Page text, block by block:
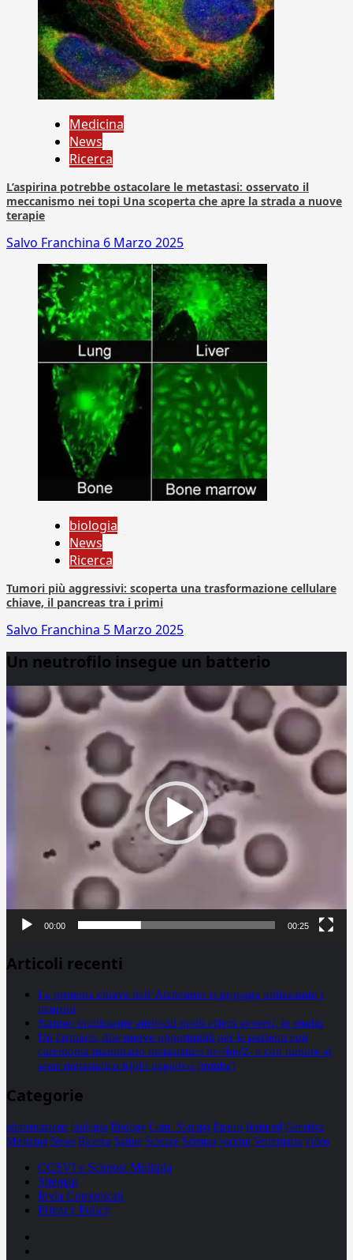
Medicina
News
Ricerca
L’aspirina potrebbe ostacolare le metastasi: osservato il
meccanismo nei topi Una scoperta che apre la strada a nuove
terapie
Salvo Franchina 6 Marzo 2025
biologia
News
Ricerca
Tumori più aggressivi: scoperta una trasformazione cellulare
chiave, il pancreas tra i primi
Salvo Franchina 5 Marzo 2025
Un neutrofilo insegue un batterio
Player
00:00 00:25
Articoli recenti
La proteina chiave dell’Alzheimer si propaga utilizzando i
neuroni
Statine: inutilmente attribuiti molti effetti avversi, lo studio
Un farmaco, due nuove opportunità per le pazienti con
carcinoma mammario metastatico hr+/her2- e con tumore al
seno metastatico triplo negativo (mtnbc)
Categorie
alimentazione biologia Biology Com. Stampa Epatiti featured Genetica
Medicina News Ricerca Salute Science Scienza vaccini Veterinaria video
CCSVI e Sclerosi Multipla
Sitemap
Invia Comunicati
Privacy Policy